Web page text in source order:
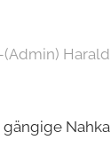
(Admin)
gängige